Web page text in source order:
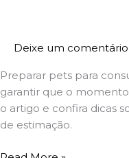
Deixe um comentário
Preparar pets para
garantir que o momento
o artigo e confira dicas
de estimação.